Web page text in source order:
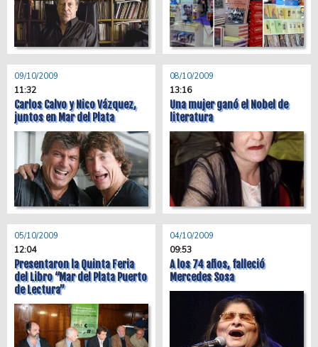
09/10/2009
11:32
Carlos Calvo y Nico Vázquez,
juntos en Mar del Plata
08/10/2009
13:16
Una mujer ganó el Nobel de
literatura
05/10/2009
12:04
Presentaron la Quinta Feria
del Libro “Mar del Plata Puerto
de Lectura”
04/10/2009
09:53
A los 74 años, falleció
Mercedes Sosa